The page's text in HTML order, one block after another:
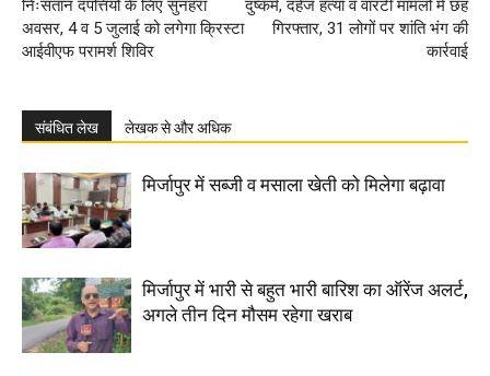
निःसंतान दंपत्तियों के लिए सुनहरा
अवसर, 4 व 5 जुलाई को लगेगा क्रिस्टा
आईवीएफ परामर्श शिविर
दुष्कर्म, दहेज हत्या व वारंटी मामलों में छह
गिरफ्तार, 31 लोगों पर शांति भंग की
कार्रवाई
संबंधित लेख लेखक से और अधिक
मिर्जापुर में सब्जी व मसाला खेती को मिलेगा बढ़ावा
मिर्जापुर में भारी से बहुत भारी बारिश का ऑरेंज अलर्ट,
अगले तीन दिन मौसम रहेगा खराब